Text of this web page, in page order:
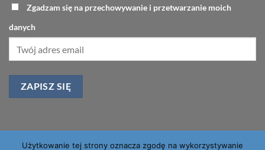
Zgadzam się na przechowywanie i przetwarzanie moich
danych
Użytkowanie tej strony oznacza zgodę na wykorzystywanie